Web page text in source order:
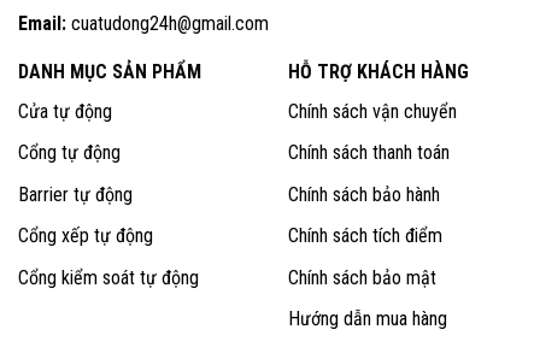
Email: cuatudong24h@gmail.com
DANH MỤC SẢN PHẨM
Cửa tự động
Cổng tự động
Barrier tự động
Cổng xếp tự động
Cổng kiểm soát tự động
HỖ TRỢ KHÁCH HÀNG
Chính sách vận chuyển
Chính sách thanh toán
Chính sách bảo hành
Chính sách tích điểm
Chính sách bảo mật
Hướng dẫn mua hàng